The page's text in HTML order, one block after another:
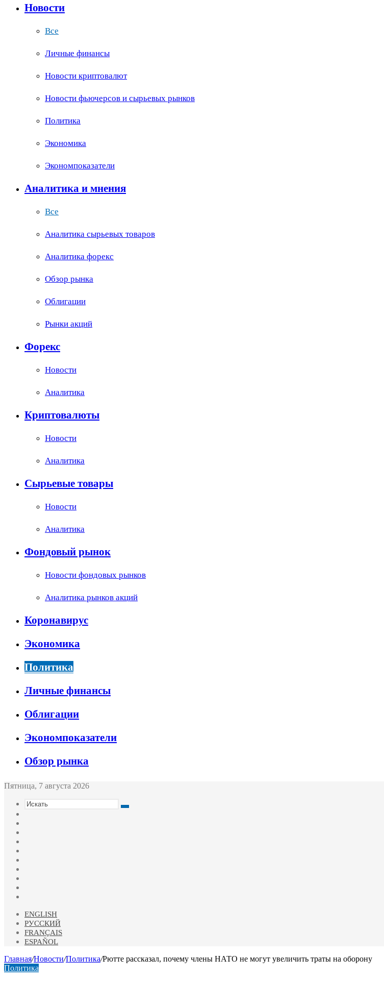
Новости
Все
Личные финансы
Новости криптовалют
Новости фьючерсов и сырьевых рынков
Политика
Экономика
Экономпоказатели
Аналитика и мнения
Все
Аналитика сырьевых товаров
Аналитика форекс
Обзор рынка
Облигации
Рынки акций
Форекс
Новости
Аналитика
Криптовалюты
Новости
Аналитика
Сырьевые товары
Новости
Аналитика
Фондовый рынок
Новости фондовых рынков
Аналитика рынков акций
Коронавирус
Экономика
Политика
Личные финансы
Облигации
Экономпоказатели
Обзор рынка
Пятница, 7 августа 2026
Искать
ENGLISH
РУССКИЙ
FRANÇAIS
ESPAÑOL
Главная/Новости/Политика/Рютте рассказал, почему члены НАТО не могут увеличить траты на оборону
Политика